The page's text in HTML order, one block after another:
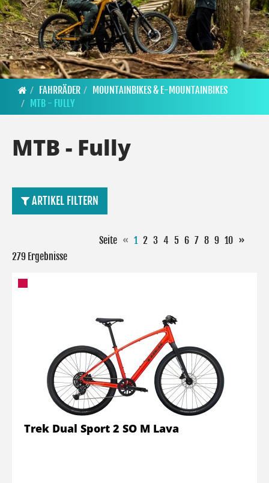
FAHRRÄDER
MOUNTAINBIKES & E-MOUNTAINBIKES
MTB - FULLY
MTB - Fully
ARTIKEL FILTERN
Seite « 1 2 3 4 5 6 7 8 9 10 »
279 Ergebnisse
Trek Dual Sport 2 SO M Lava